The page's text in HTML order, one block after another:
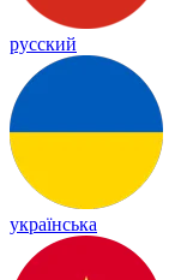
русский
українська